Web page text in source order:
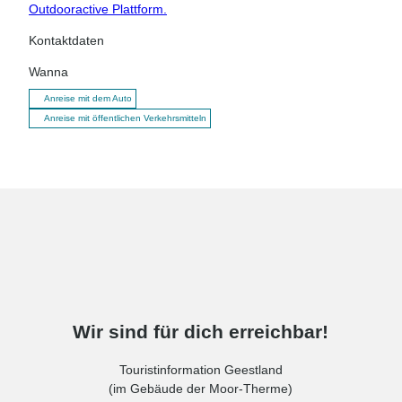
Outdooractive Plattform.
Kontaktdaten
Wanna
Anreise mit dem Auto
Anreise mit öffentlichen Verkehrsmitteln
Wir sind für dich erreichbar!
Touristinformation Geestland
(im Gebäude der Moor-Therme)